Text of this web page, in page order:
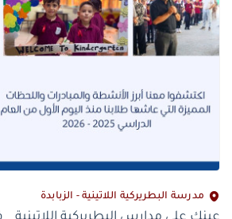
مدرسة البطريركية اللاتينية - الزبابدة